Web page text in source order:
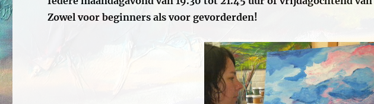
Zowel voor beginners als voor gevorderden!